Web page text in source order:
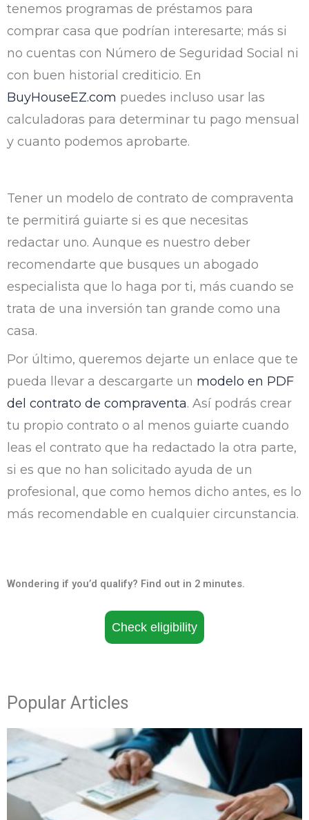
tenemos programas de préstamos para
comprar casa que podrían interesarte; más si
no cuentas con Número de Seguridad Social ni
con buen historial crediticio. En
BuyHouseEZ.com puedes incluso usar las
calculadoras para determinar tu pago mensual
y cuanto podemos aprobarte.
Tener un modelo de contrato de compraventa
te permitirá guiarte si es que necesitas
redactar uno. Aunque es nuestro deber
recomendarte que busques un abogado
especialista que lo haga por ti, más cuando se
trata de una inversión tan grande como una
casa.
Por último, queremos dejarte un enlace que te
pueda llevar a descargarte un modelo en PDF
del contrato de compraventa. Así podrás crear
tu propio contrato o al menos guiarte cuando
leas el contrato que ha redactado la otra parte,
si es que no han solicitado ayuda de un
profesional, que como hemos dicho antes, es lo
más recomendable en cualquier circunstancia.
Wondering if you’d qualify? Find out in 2 minutes.
Check eligibility
Popular Articles